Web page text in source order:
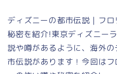
ディズニーの都市伝説｜フ
秘密を紹介!東京ディズニー
説や噂があるように、海外
市伝説があります！今回は